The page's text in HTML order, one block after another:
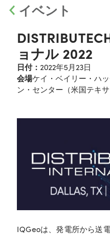
イベント
ョナル 2022
日付： 2022年5月23日
会場ケイ・ベイリー・ハ
ン・センター（米国テキ
IQGeoは、発電所から送